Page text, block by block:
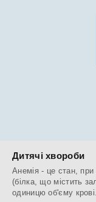
Дитячі хвороби
Анемія - це стан, при
(білка, що містить
одиницю об'єму